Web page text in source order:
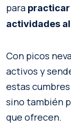
para practicar
actividades
Con picos
activos y
estas
sino también
que ofrecen.